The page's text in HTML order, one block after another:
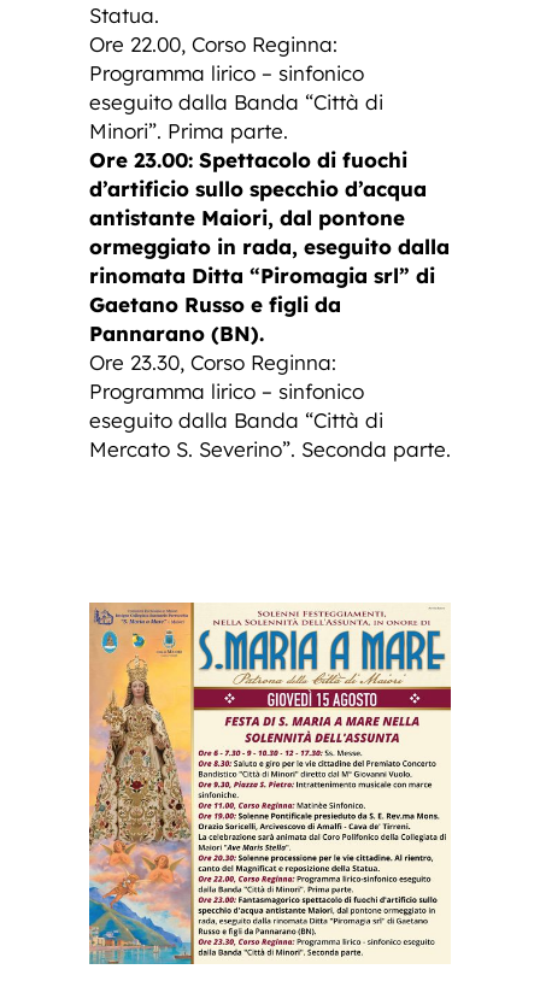
Statua.
Ore 22.00, Corso Reginna:
Programma lirico – sinfonico
eseguito dalla Banda “Città di
Minori”. Prima parte.
Ore 23.00: Spettacolo di fuochi
d’artificio sullo specchio d’acqua
antistante Maiori, dal pontone
ormeggiato in rada, eseguito dalla
rinomata Ditta “Piromagia srl” di
Gaetano Russo e figli da
Pannarano (BN).
Ore 23.30, Corso Reginna:
Programma lirico – sinfonico
eseguito dalla Banda “Città di
Mercato S. Severino”. Seconda parte.